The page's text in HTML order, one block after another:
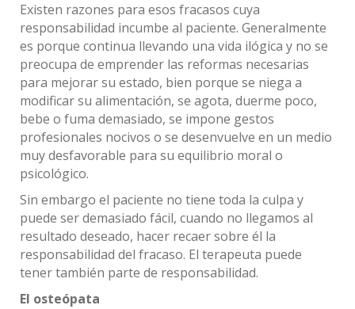
Existen razones para esos fracasos cuya
responsabilidad incumbe al paciente. Generalmente
es porque continua llevando una vida ilógica y no se
preocupa de emprender las reformas necesarias
para mejorar su estado, bien porque se niega a
modificar su alimentación, se agota, duerme poco,
bebe o fuma demasiado, se impone gestos
profesionales nocivos o se desenvuelve en un medio
muy desfavorable para su equilibrio moral o
psicológico.
Sin embargo el paciente no tiene toda la culpa y
puede ser demasiado fácil, cuando no llegamos al
resultado deseado, hacer recaer sobre él la
responsabilidad del fracaso. El terapeuta puede
tener también parte de responsabilidad.
El osteópata